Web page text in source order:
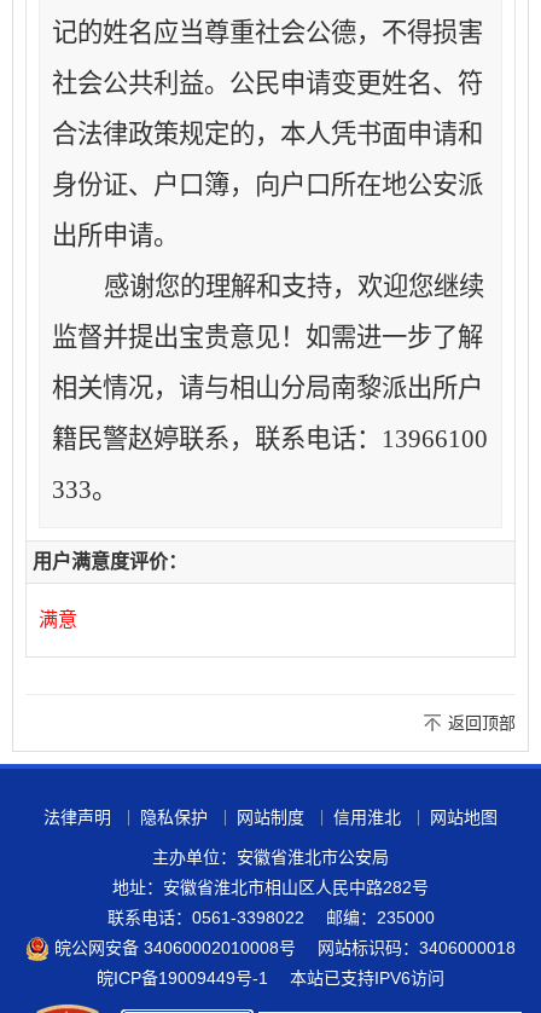
记的姓名应当尊重社会公德，不得损害
社会公共利益。公民申请变更姓名、符
合法律政策规定的，本人凭书面申请和
身份证、户口簿，向户口所在地公安派
出所申请。
感谢您的理解和支持，欢迎您继续
监督并提出宝贵意见！如需进一步了解
相关情况，请与相山分局南黎派出所户
籍民警赵婷联系，联系电话： 13966100
333。
用户满意度评价：
满意
返回顶部
法律声明 隐私保护 网站制度 信用淮北 网站地图
主办单位：安徽省淮北市公安局
地址：安徽省淮北市相山区人民中路282号
联系电话：0561-3398022
邮编：235000
皖公网安备 34060002010008号
网站标识码：3406000018
皖ICP备19009449号-1
本站已支持IPV6访问